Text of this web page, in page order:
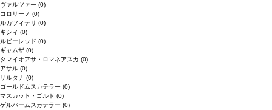
ヴァルツァー (0)
コロリーノ (0)
ルカツィテリ (0)
キシィ (0)
ルビーレッド (0)
ギャムザ (0)
タマイオアサ・ロマネアスカ (0)
アサル (0)
サルタナ (0)
ゴールドムスカテラー (0)
マスカット・ゴルド (0)
ゲルバームスカテラー (0)